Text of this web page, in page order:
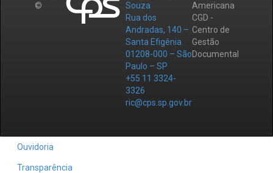
©
Souza
Rua dos
Andradas, 140 –
Santa Efigênia
01208-000 – São
Paulo – SP
+55 11 3324-
3326
ric@cps.sp.gov.br
Americana
CGD -
Centro de
Gestão
Documental
Ouvidoria
Transparência